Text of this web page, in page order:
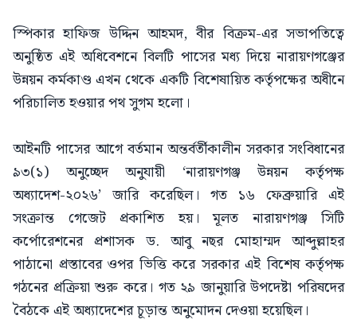
স্পিকার হাফিজ উদ্দিন আহমদ, বীর বিক্রম-এর সভাপতিত্বে
অনুষ্ঠিত এই অধিবেশনে বিলটি পাসের মধ্য দিয়ে নারায়ণগঞ্জের
উন্নয়ন কর্মকাণ্ড এখন থেকে একটি বিশেষায়িত কর্তৃপক্ষের অধীনে
পরিচালিত হওয়ার পথ সুগম হলো।
আইনটি পাসের আগে বর্তমান অন্তর্বর্তীকালীন সরকার সংবিধানের
৯৩(১) অনুচ্ছেদ অনুযায়ী ‘নারায়ণগঞ্জ উন্নয়ন কর্তৃপক্ষ
অধ্যাদেশ-২০২৬’ জারি করেছিল। গত ১৬ ফেব্রুয়ারি এই
সংক্রান্ত গেজেট প্রকাশিত হয়। মূলত নারায়ণগঞ্জ সিটি
কর্পোরেশনের প্রশাসক ড. আবু নছর মোহাম্মদ আব্দুল্লাহর
পাঠানো প্রস্তাবের ওপর ভিত্তি করে সরকার এই বিশেষ কর্তৃপক্ষ
গঠনের প্রক্রিয়া শুরু করে। গত ২৯ জানুয়ারি উপদেষ্টা পরিষদের
বৈঠকে এই অধ্যাদেশের চূড়ান্ত অনুমোদন দেওয়া হয়েছিল।